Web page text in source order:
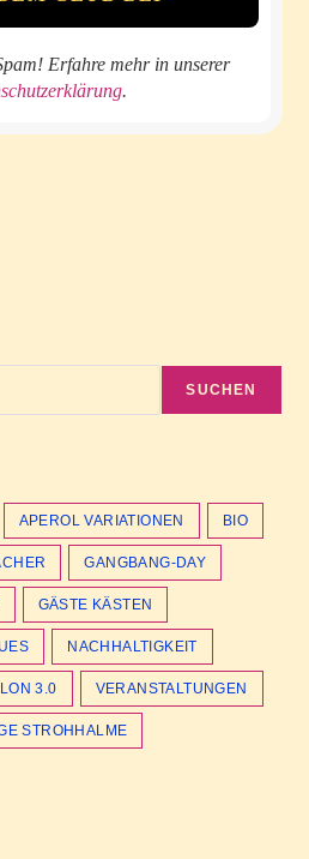
Erfahre mehr in unserer
.
SUCHEN
APEROL VARIATIONEN BIO
GANGBANG-DAY
GÄSTE KÄSTEN
NACHHALTIGKEIT
3.0 VERANSTALTUNGEN
STROHHALME